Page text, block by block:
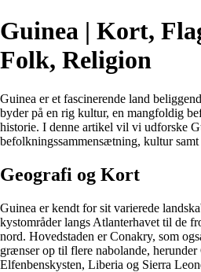
Guinea | Kort,
Folk, Religion
Guinea er et fascinerende land
byder på en rig kultur, en mangfoldig
historie. I denne artikel vil vi udforske
befolkningssammensætning, kultur samt
Geografi og Kort
Guinea er kendt for sit varierede
kystområder langs Atlanterhavet til de
nord. Hovedstaden er Conakry, som
grænser op til flere nabolande,
Elfenbenskysten, Liberia og Sierra